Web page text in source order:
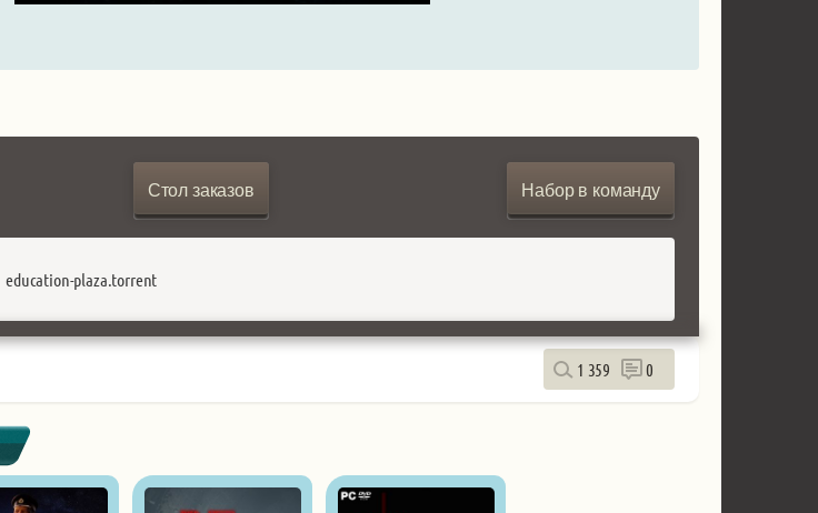
Стол заказов Набор в команду
education-plaza.torrent
1 359 0